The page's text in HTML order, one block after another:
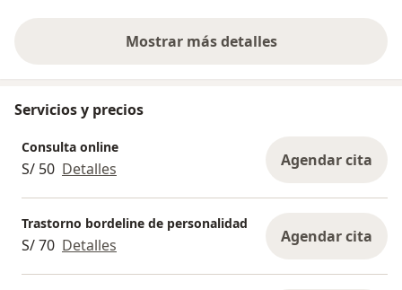
Mostrar más detalles
sobre la experiencia
Servicios y precios
Consulta online
S/ 50 Detalles Agendar cita
Trastorno bordeline de personalidad
S/ 70 Detalles Agendar cita